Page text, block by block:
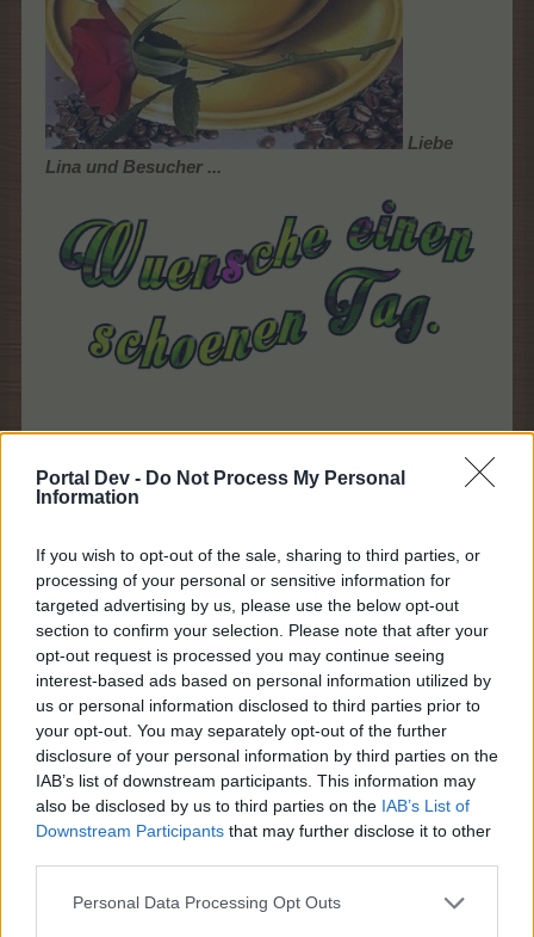
Portal Dev - Do Not Process My Personal
Information
If you wish to opt-out of the sale, sharing to third parties, or
processing of your personal or sensitive information for
targeted advertising by us, please use the below opt-out
section to confirm your selection. Please note that after your
opt-out request is processed you may continue seeing
interest-based ads based on personal information utilized by
us or personal information disclosed to third parties prior to
your opt-out. You may separately opt-out of the further
disclosure of your personal information by third parties on the
IAB’s list of downstream participants. This information may
also be disclosed by us to third parties on the IAB’s List of
Downstream Participants that may further disclose it to other
Personal Data Processing Opt Outs
Liebe
Lina und Besucher ...